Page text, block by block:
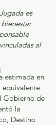
es
al
estimada en
equivalente
Gobierno de
la
Destino